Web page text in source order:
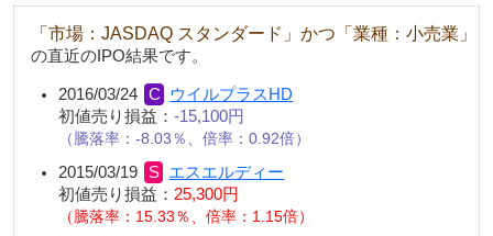
「市場：JASDAQ スタンダード」かつ「業種：小売業」
の直近のIPO結果です。
2016/03/24
ウイルプラスHD
初値売り損益： -15,100円
騰落率：-8.03％、倍率：0.92倍
2015/03/19
エスエルディー
初値売り損益： 25,300円
騰落率：15.33％、倍率：1.15倍